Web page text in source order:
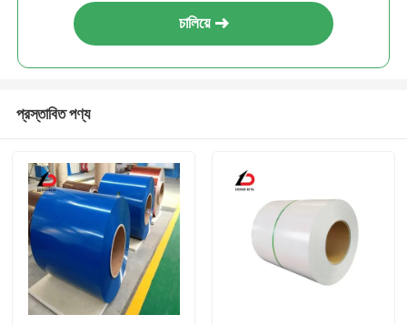
চালিয়ে
প্রস্তাবিত পণ্য